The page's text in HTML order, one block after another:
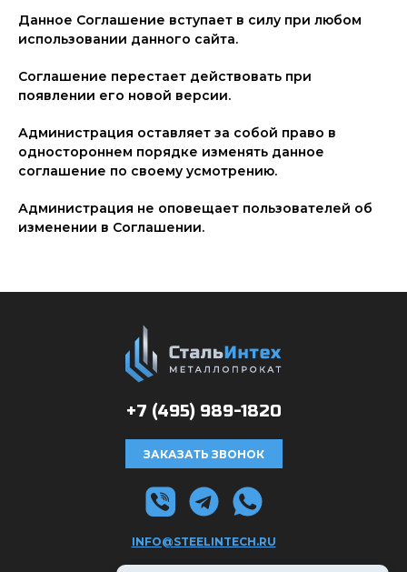
Данное Соглашение вступает в силу при любом
использовании данного сайта.
Соглашение перестает действовать при
появлении его новой версии.
Администрация оставляет за собой право в
одностороннем порядке изменять данное
соглашение по своему усмотрению.
Администрация не оповещает пользователей об
изменении в Соглашении.
+7 (495)989-1820
ЗАКАЗАТЬ ЗВОНОК
INFO@STEELINTECH.RU